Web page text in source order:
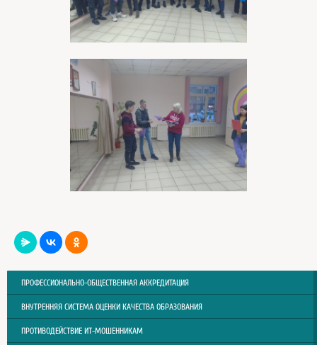
ПРОФЕССИОНАЛЬНО-ОБЩЕСТВЕННАЯ АККРЕДИТАЦИЯ
ВНУТРЕННЯЯ СИСТЕМА ОЦЕНКИ КАЧЕСТВА ОБРАЗОВАНИЯ
ПРОТИВОДЕЙСТВИЕ ИТ-МОШЕННИКАМ